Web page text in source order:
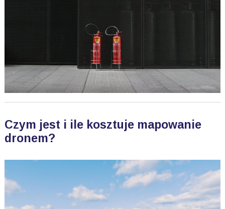
Czym jest i ile kosztuje mapowanie
dronem?